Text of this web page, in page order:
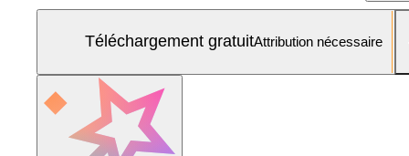
Téléchargement gratuitAttribution nécessaire